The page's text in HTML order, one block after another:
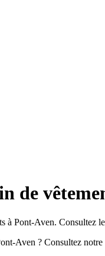
de
à Pont-Aven. Consultez
Aven ? Consultez